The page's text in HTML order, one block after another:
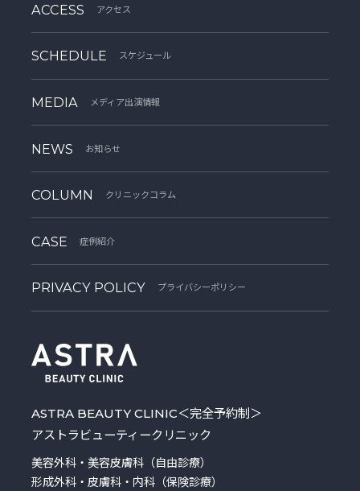
ACCESS アクセス
SCHEDULE スケジュール
MEDIA メディア出演情報
NEWS お知らせ
COLUMN クリニックコラム
CASE 症例紹介
PRIVACY POLICY プライバシーポリシー
ASTRA BEAUTY CLINIC＜完全予約制＞
アストラビューティークリニック
美容外科・美容皮膚科（自由診療）
形成外科・皮膚科・内科（保険診療）